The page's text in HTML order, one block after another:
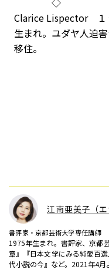
Clarice Lispector １
生まれ。ユダヤ人迫
移住。
江南亜美子（エ
書評家・京都芸術大学専任講師
1975年生まれ。書評家、京都
章』『日本文学にみる純愛百
代小説の今』など。2021年4月